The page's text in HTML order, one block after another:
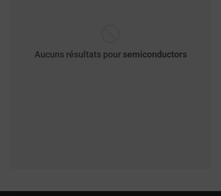
Aucuns résultats pour semiconductors